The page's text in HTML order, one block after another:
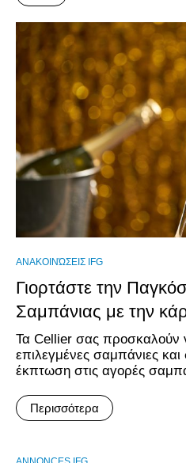
ΑΝΑΚΟΙΝΏΣΕΙΣ IFG
Γιορτάστε την
Σαμπάνιας με την
Τα Cellier σας προσκαλούν
επιλεγμένες σαμπάνιες
έκπτωση στις αγορές
Περισσότερα